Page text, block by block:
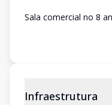
Sala comercial no 8
Infraestrutura